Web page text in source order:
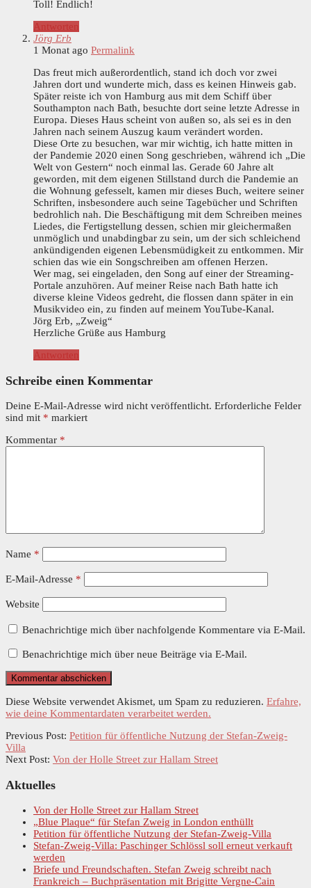
Toll! Endlich!
Antworten
Jörg Erb
1 Monat ago Permalink
Das freut mich außerordentlich, stand ich doch vor zwei
Jahren dort und wunderte mich, dass es keinen Hinweis gab.
Später reiste ich von Hamburg aus mit dem Schiff über
Southampton nach Bath, besuchte dort seine letzte Adresse in
Europa. Dieses Haus scheint von außen so, als sei es in den
Jahren nach seinem Auszug kaum verändert worden.
Diese Orte zu besuchen, war mir wichtig, ich hatte mitten in
der Pandemie 2020 einen Song geschrieben, während ich „Die
Welt von Gestern“ noch einmal las. Gerade 60 Jahre alt
geworden, mit dem eigenen Stillstand durch die Pandemie an
die Wohnung gefesselt, kamen mir dieses Buch, weitere seiner
Schriften, insbesondere auch seine Tagebücher und Schriften
bedrohlich nah. Die Beschäftigung mit dem Schreiben meines
Liedes, die Fertigstellung dessen, schien mir gleichermaßen
unmöglich und unabdingbar zu sein, um der sich schleichend
ankündigenden eigenen Lebensmüdigkeit zu entkommen. Mir
schien das wie ein Songschreiben am offenen Herzen.
Wer mag, sei eingeladen, den Song auf einer der Streaming-
Portale anzuhören. Auf meiner Reise nach Bath hatte ich
diverse kleine Videos gedreht, die flossen dann später in ein
Musikvideo ein, zu finden auf meinem YouTube-Kanal.
Jörg Erb, „Zweig“
Herzliche Grüße aus Hamburg
Antworten
Schreibe einen Kommentar
Deine E-Mail-Adresse wird nicht veröffentlicht. Erforderliche Felder
sind mit * markiert
Kommentar *
Name *
E-Mail-Adresse *
Website
Benachrichtige mich über nachfolgende Kommentare via E-Mail.
Benachrichtige mich über neue Beiträge via E-Mail.
Diese Website verwendet Akismet, um Spam zu reduzieren. Erfahre,
wie deine Kommentardaten verarbeitet werden.
Previous Post: Petition für öffentliche Nutzung der Stefan-Zweig-
Villa
Next Post: Von der Holle Street zur Hallam Street
Primary
Aktuelles
Von der Holle Street zur Hallam Street
„Blue Plaque“ für Stefan Zweig in London enthüllt
Petition für öffentliche Nutzung der Stefan-Zweig-Villa
Stefan-Zweig-Villa: Paschinger Schlössl soll erneut verkauft
werden
Briefe und Freundschaften. Stefan Zweig schreibt nach
Frankreich – Buchpräsentation mit Brigitte Vergne-Cain